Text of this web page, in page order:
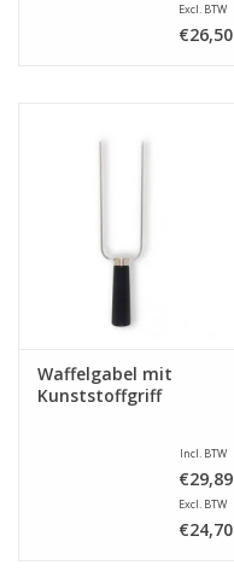
Excl. BTW
€26,50
Waffelgabel mit
Kunststoffgriff
Incl. BTW
€29,89
Excl. BTW
€24,70